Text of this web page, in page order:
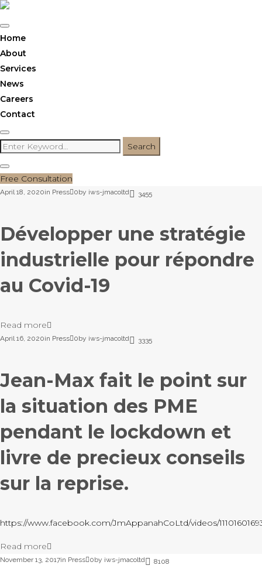
Skip
to
content
Home
About
Services
News
Careers
Contact
Search
Search
Free Consultation
CATEGORY:
PRESS
April 18, 2020in Press 0by iws-jmacoltd 3455
Développer une stratégie
industrielle pour répondre
au Covid-19
Read more
April 16, 2020in Press 0by iws-jmacoltd 3335
Jean-Max fait le point sur
la situation des PME
pendant le lockdown et
livre de precieux conseils
sur la reprise.
https://www.facebook.com/JmAppanahCoLtd/videos/
Read more
November 13, 2017in Press 0by iws-jmacoltd 8108